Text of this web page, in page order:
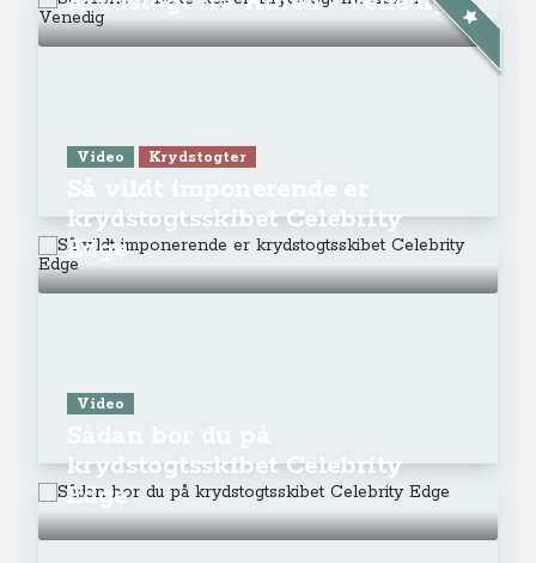
Video Krydstogter
krydstogtsskibet Celebrity
Edge
Video
krydstogtsskibet Celebrity
Edge